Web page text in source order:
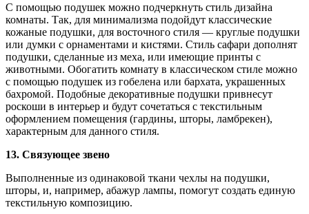
С помощью подушек можно подчеркнуть стиль дизайна
комнаты. Так, для минимализма подойдут классические
кожаные подушки, для восточного стиля — круглые подушки
или думки с орнаментами и кистями. Стиль сафари дополнят
подушки, сделанные из меха, или имеющие принты с
животными. Обогатить комнату в классическом стиле можно
с помощью подушек из гобелена или бархата, украшенных
бахромой. Подобные декоративные подушки привнесут
роскоши в интерьер и будут сочетаться с текстильным
оформлением помещения (гардины, шторы, ламбрекен),
характерным для данного стиля.
13. Связующее звено
Выполненные из одинаковой ткани чехлы на подушки,
шторы, и, например, абажур лампы, помогут создать единую
текстильную композицию.